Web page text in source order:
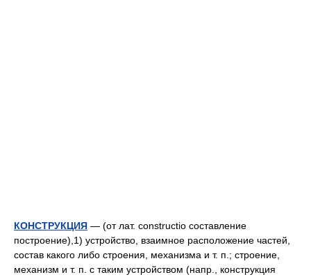
КОНСТРУКЦИЯ — (от лат. constructio составление
построение),1) устройство, взаимное расположение частей,
состав какого либо строения, механизма и т. п.; строение,
механизм и т. п. с таким устройством (напр., конструкция